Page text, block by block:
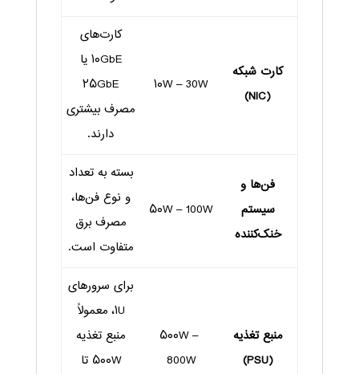
کارت شبکه
(NIC)
۱۰W – 30W
کارت‌های
۱۰GbE یا
۲۵GbE
مصرف بیشتری
دارند.
فن‌ها و
سیستم
خنک‌کننده
۵۰W – 100W
بسته به تعداد
و نوع فن‌ها،
مصرف برق
متفاوت است.
منبع تغذیه
(PSU)
۵۰۰W –
800W
برای سرورهای
۱U، معمولاً
منبع تغذیه
۵۰۰W تا